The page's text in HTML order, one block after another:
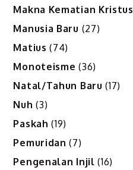
Makna Kematian Kristus
Manusia Baru (27)
Matius (74)
Monoteisme (36)
Natal/Tahun Baru (17)
Nuh (3)
Paskah (19)
Pemuridan (7)
Pengenalan Injil (16)